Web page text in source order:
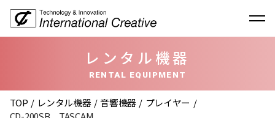
レンタル機器
RENTAL EQUIPMENT
TOP レンタル機器 音響機器
プレイヤー